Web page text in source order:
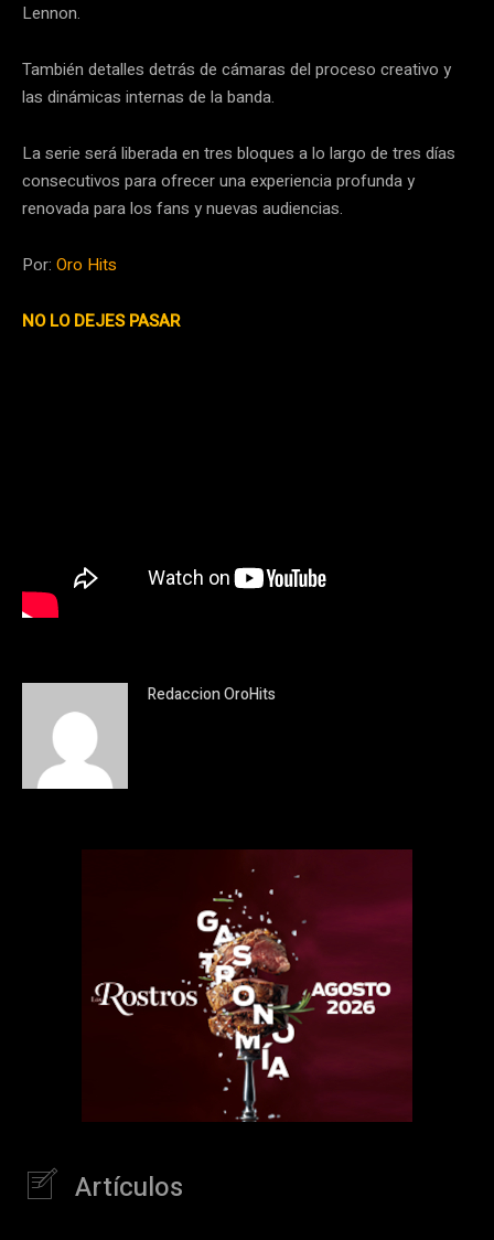
Lennon.
También detalles detrás de cámaras del proceso creativo y
las dinámicas internas de la banda.
La serie será liberada en tres bloques a lo largo de tres días
consecutivos para ofrecer una experiencia profunda y
renovada para los fans y nuevas audiencias.
Por: Oro Hits
NO LO DEJES PASAR
Redaccion OroHits
Artículos